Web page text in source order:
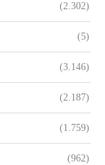
(2.302)
(5)
(3.146)
(2.187)
(1.759)
(962)